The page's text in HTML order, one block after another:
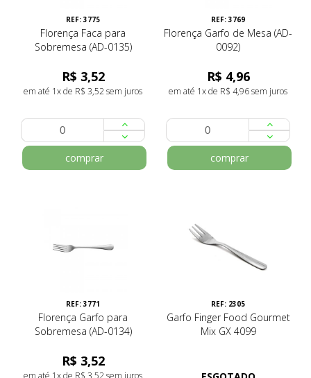
REF: 3775
Florença Faca para
Sobremesa (AD-0135)
R$ 3,52
em até 1x de R$ 3,52 sem juros
comprar
REF: 3769
Florença Garfo de Mesa (AD-
0092)
R$ 4,96
em até 1x de R$ 4,96 sem juros
comprar
REF: 3771
Florença Garfo para
Sobremesa (AD-0134)
R$ 3,52
REF: 2305
Garfo Finger Food Gourmet
Mix GX 4099